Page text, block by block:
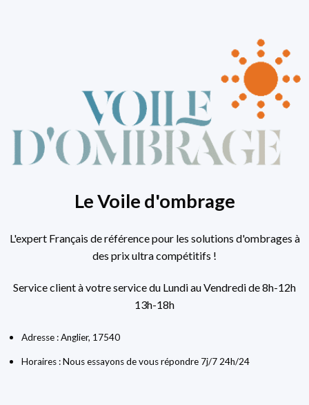
Le Voile d'ombrage
L'expert Français de référence pour les solutions d'ombrages à
des prix ultra compétitifs !
Service client à votre service du Lundi au Vendredi de 8h-12h
13h-18h
Adresse : Anglier, 17540
Horaires : Nous essayons de vous répondre 7j/7 24h/24